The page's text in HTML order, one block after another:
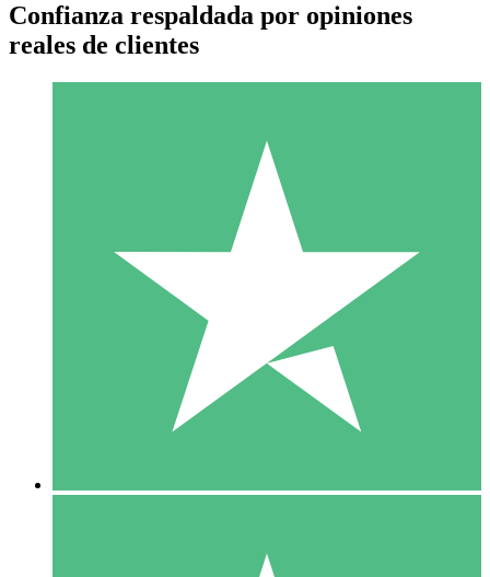
Paquetes de Créditos Individuales
Paga según el uso con créditos de descarga. Sin compromiso
10 00
10 Descargas
Confianza respaldada por opiniones
reales de clientes